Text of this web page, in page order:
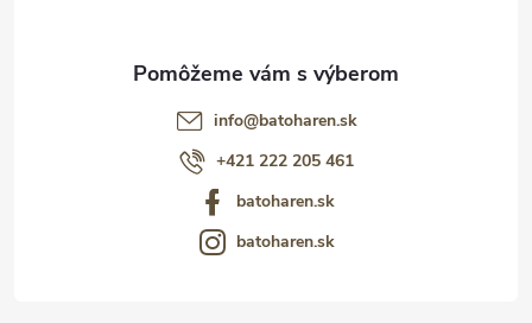
info@batoharen.sk
+421 222 205 461
batoharen.sk
batoharen.sk